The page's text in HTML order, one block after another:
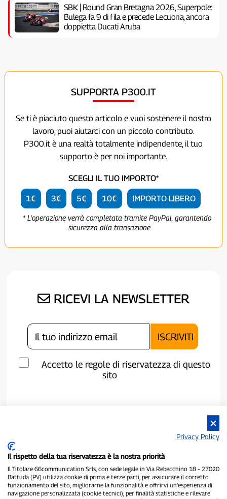
SBK | Round Gran Bretagna 2026, Superpole:
Bulega fa 9 di fila e precede Lecuona, ancora
doppietta Ducati Aruba
SUPPORTA P300.IT
Se ti è piaciuto questo articolo e vuoi sostenere il nostro
lavoro, puoi aiutarci con un piccolo contributo.
P300.it è una realtà totalmente indipendente, il tuo
supporto è per noi importante.
SCEGLI IL TUO IMPORTO*
1€ 3€ 5€ 10€ IMPORTO LIBERO
* L'operazione verrà completata tramite PayPal, garantendo
sicurezza alla transazione
RICEVI LA NEWSLETTER
Accetto le regole di riservatezza di questo
sito
Privacy Policy
Il rispetto della tua riservatezza è la nostra priorità
Il Titolare 66communication Srls, con sede legale in Via Rebecchino 18 – 27020
Battuda (PV) utilizza cookie di prima e terze parti, per assicurare il corretto
funzionamento del sito, migliorarne la funzionalità e offrirvi un’esperienza di
navigazione personalizzata (cookie tecnici), per finalità statistiche e rilevare